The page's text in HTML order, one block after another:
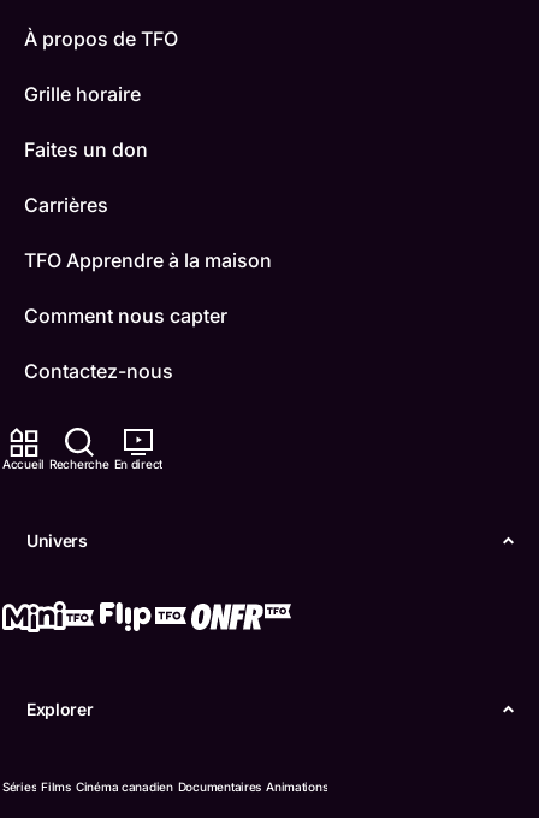
Accueil Recherche En direct
Univers
Explorer
Séries Films Cinéma canadien Documentaires Animations
À propos de TFO
Grille horaire
Faites un don
Carrières
TFO Apprendre à la maison
Comment nous capter
Contactez-nous
ONFR
Boukili
Confidentialité
langue française de l’Ontario (TFO) - 2026